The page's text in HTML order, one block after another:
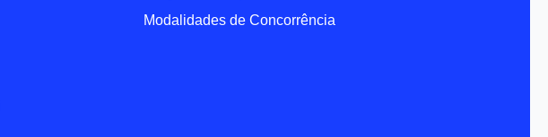
Modalidades de Concorrência